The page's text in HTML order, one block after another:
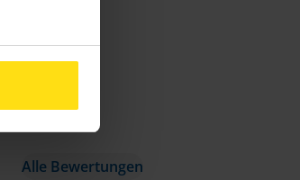
Alle Bewertungen